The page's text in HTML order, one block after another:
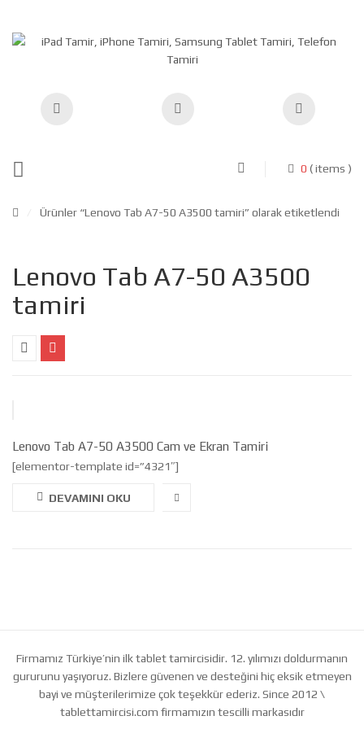
0 ( items )
Ürünler “Lenovo Tab A7-50 A3500 tamiri” olarak etiketlendi
Lenovo Tab A7-50 A3500
tamiri
Lenovo Tab A7-50 A3500 Cam ve Ekran Tamiri
[elementor-template id=”4321″]
DEVAMINI OKU
Firmamız Türkiye’nin ilk tablet tamircisidir. 12. yılımızı doldurmanın
gururunu yaşıyoruz. Bizlere güvenen ve desteğini hiç eksik etmeyen
bayi ve müşterilerimize çok teşekkür ederiz. Since 2012 \
tablettamircisi.com firmamızın tescilli markasıdır